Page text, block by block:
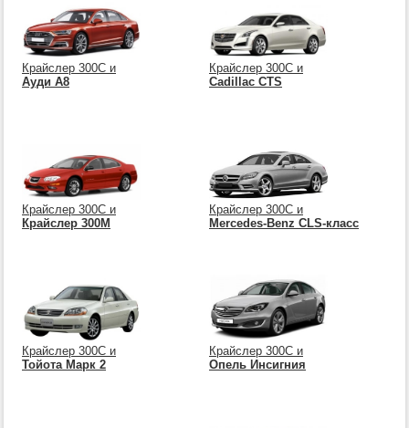
Крайслер 300С и
Ауди А8
Крайслер 300С и
Cadillac CTS
Крайслер 300С и
Крайслер 300М
Крайслер 300С и
Mercedes-Benz CLS-класс
Крайслер 300С и
Тойота Марк 2
Крайслер 300С и
Опель Инсигния